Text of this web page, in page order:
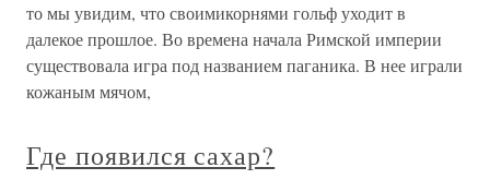
то мы увидим, что своимикорнями гольф уходит в
далекое прошлое. Во времена начала Римской империи
существовала игра под названием паганика. В нее играли
кожаным мячом,
Где появился сахар?